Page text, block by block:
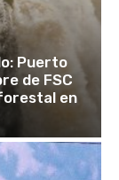
Puerto
de FSC
en